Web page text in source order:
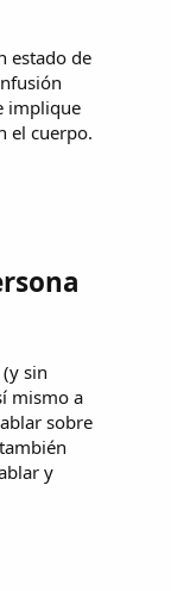
estado de
implique
el cuerpo.
sin
mismo a
sobre
y